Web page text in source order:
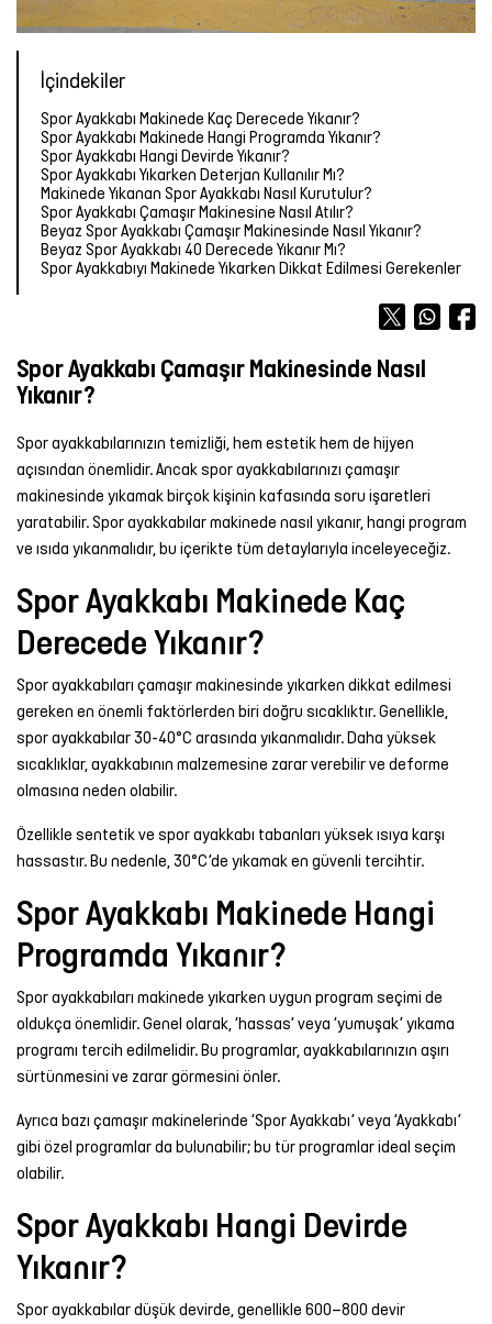
OUTLET Forma
Şort
Yüzme
Şortu
Yağmurluk
Bot &
TÜM
ÜRÜNLER
Aksesuarları
TÜM
ÜRÜNLER
OUTLET Atlet
Mont &
Yağmurluk
Tayt
Elbise
Şort
ÜRÜNLER
Terlik
&
TÜM
ÜRÜNLER
OUTLET
Yağmurluk
Atlet
Şort
TÜM
İçindekiler
Spor Ayakkabı Makinede Kaç Derecede Yıkanır?
Spor Ayakkabı Makinede Hangi Programda Yıkanır?
Spor Ayakkabı Hangi Devirde Yıkanır?
Spor Ayakkabı Yıkarken Deterjan Kullanılır Mı?
Makinede Yıkanan Spor Ayakkabı Nasıl Kurutulur?
Spor Ayakkabı Çamaşır Makinesine Nasıl Atılır?
Beyaz Spor Ayakkabı Çamaşır Makinesinde Nasıl Yıkanır?
Beyaz Spor Ayakkabı 40 Derecede Yıkanır Mı?
Spor Ayakkabıyı Makinede Yıkarken Dikkat Edilmesi Gerekenler
Spor Ayakkabı Çamaşır Makinesinde Nasıl
Yıkanır?
Spor ayakkabılarınızın temizliği, hem estetik hem de hijyen
açısından önemlidir. Ancak spor ayakkabılarınızı çamaşır
makinesinde yıkamak birçok kişinin kafasında soru işaretleri
yaratabilir. Spor ayakkabılar makinede nasıl yıkanır, hangi program
ve ısıda yıkanmalıdır, bu içerikte tüm detaylarıyla inceleyeceğiz.
Spor Ayakkabı Makinede Kaç
Derecede Yıkanır?
Spor ayakkabıları çamaşır makinesinde yıkarken dikkat edilmesi
gereken en önemli faktörlerden biri doğru sıcaklıktır. Genellikle,
spor ayakkabılar 30-40°C arasında yıkanmalıdır. Daha yüksek
sıcaklıklar, ayakkabının malzemesine zarar verebilir ve deforme
olmasına neden olabilir.
Özellikle sentetik ve spor ayakkabı tabanları yüksek ısıya karşı
hassastır. Bu nedenle, 30°C’de yıkamak en güvenli tercihtir.
Spor Ayakkabı Makinede Hangi
Programda Yıkanır?
Spor ayakkabıları makinede yıkarken uygun program seçimi de
oldukça önemlidir. Genel olarak, ‘hassas’ veya ‘yumuşak’ yıkama
programı tercih edilmelidir. Bu programlar, ayakkabılarınızın aşırı
sürtünmesini ve zarar görmesini önler.
Ayrıca bazı çamaşır makinelerinde ‘Spor Ayakkabı’ veya ‘Ayakkabı’
gibi özel programlar da bulunabilir; bu tür programlar ideal seçim
olabilir.
Spor Ayakkabı Hangi Devirde
Yıkanır?
Spor ayakkabılar düşük devirde, genellikle 600–800 devir